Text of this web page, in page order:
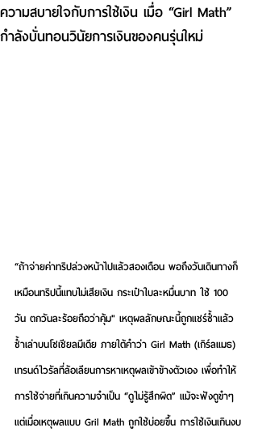
ความสบายใจกับการใช้เงิน เมื่อ “Girl Math”
กำลังบั่นทอนวินัยการเงินของคนรุ่นใหม่
“ถ้าจ่ายค่าทริปล่วงหน้าไปแล้วสองเดือน พอถึงวันเดินทางก็
เหมือนทริปนี้แทบไม่เสียเงิน กระเป๋าใบละหมื่นบาท ใช้ 100
วัน ตกวันละร้อยถือว่าคุ้ม" เหตุผลลักษณะนี้ถูกแชร์ซ้ำแล้ว
ซ้ำเล่าบนโซเชียลมีเดีย ภายใต้คำว่า Girl Math (เกิร์ลแมธ)
เทรนด์ไวรัลที่ล้อเลียนการหาเหตุผลเข้าข้างตัวเอง เพื่อทำให้
การใช้จ่ายที่เกินความจำเป็น “ดูไม่รู้สึกผิด” แม้จะฟังดูขำๆ
แต่เมื่อเหตุผลแบบ Gril Math ถูกใช้บ่อยขึ้น การใช้เงินเกินงบ